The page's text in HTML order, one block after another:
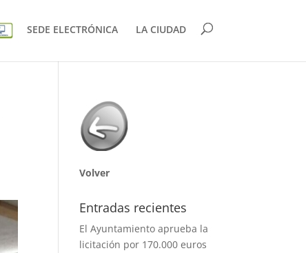
SEDE ELECTRÓNICA LA CIUDAD
Volver
Entradas recientes
El Ayuntamiento aprueba la
licitación por 170.000 euros